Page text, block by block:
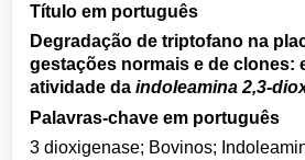
Título em português
Degradação de triptofano na
gestações normais e de clones:
atividade daindoleamina 2,3-
Palavras-chave em português
3 dioxigenase; Bovinos;